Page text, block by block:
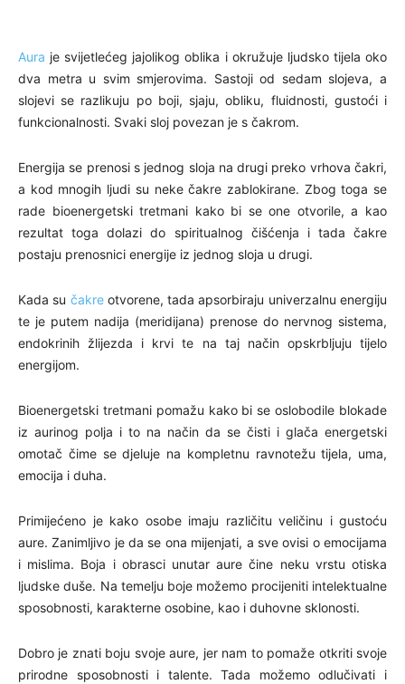
Aura je svijetlećeg jajolikog oblika i okružuje ljudsko tijela oko
dva metra u svim smjerovima. Sastoji od sedam slojeva, a
slojevi se razlikuju po boji, sjaju, obliku, fluidnosti, gustoći i
funkcionalnosti. Svaki sloj povezan je s čakrom.
Energija se prenosi s jednog sloja na drugi preko vrhova čakri,
a kod mnogih ljudi su neke čakre zablokirane. Zbog toga se
rade bioenergetski tretmani kako bi se one otvorile, a kao
rezultat toga dolazi do spiritualnog čišćenja i tada čakre
postaju prenosnici energije iz jednog sloja u drugi.
Kada su čakreotvorene, tada apsorbiraju univerzalnu energiju
te je putem nadija (meridijana) prenose do nervnog sistema,
endokrinih žlijezda i krvi te na taj način opskrbljuju tijelo
energijom.
Bioenergetski tretmani pomažu kako bi se oslobodile blokade
iz aurinog polja i to na način da se čisti i glača energetski
omotač čime se djeluje na kompletnu ravnotežu tijela, uma,
emocija i duha.
Primijećeno je kako osobe imaju različitu veličinu i gustoću
aure. Zanimljivo je da se ona mijenjati, a sve ovisi o emocijama
i mislima. Boja i obrasci unutar aure čine neku vrstu otiska
ljudske duše. Na temelju boje možemo procijeniti intelektualne
sposobnosti, karakterne osobine, kao i duhovne sklonosti.
Dobro je znati boju svoje aure, jer nam to pomaže otkriti svoje
prirodne sposobnosti i talente. Tada možemo odlučivati i